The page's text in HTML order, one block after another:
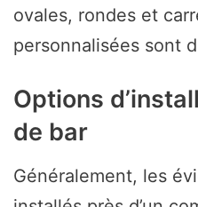
ovales, rondes et
personnalisées sont
Options
de bar
Généralement, les